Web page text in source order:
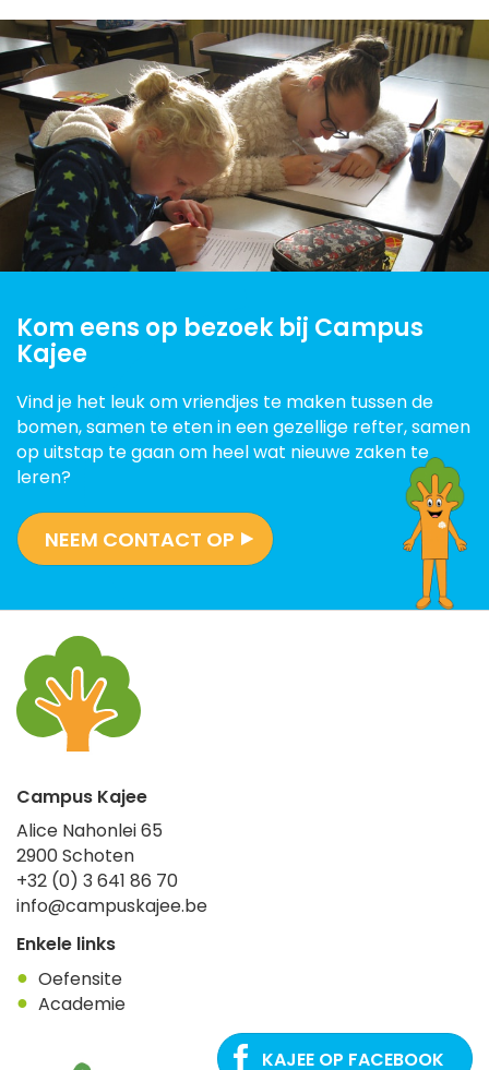
Kom eens op bezoek bij Campus
Kajee
Vind je het leuk om vriendjes te maken tussen de
bomen, samen te eten in een gezellige refter, samen
op uitstap te gaan om heel wat nieuwe zaken te
leren?
NEEM CONTACT OP
Campus Kajee
Alice Nahonlei 65
2900Schoten
+32 (0) 3 641 86 70
info@campuskajee.be
Enkele links
Oefensite
Academie
KAJEE OP FACEBOOK